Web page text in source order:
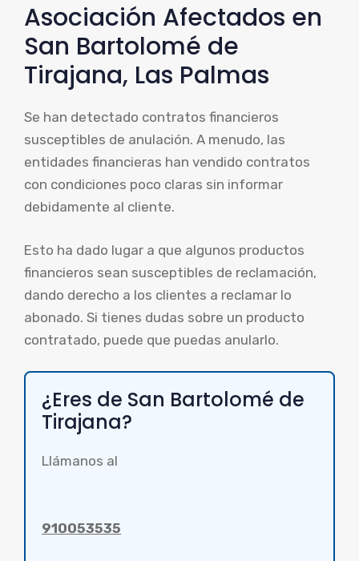
Asociación Afectados en
San Bartolomé de
Tirajana, Las Palmas
Se han detectado contratos financieros
susceptibles de anulación. A menudo, las
entidades financieras han vendido contratos
con condiciones poco claras sin informar
debidamente al cliente.
Esto ha dado lugar a que algunos productos
financieros sean susceptibles de reclamación,
dando derecho a los clientes a reclamar lo
abonado. Si tienes dudas sobre un producto
contratado, puede que puedas anularlo.
¿Eres de San Bartolomé de
Tirajana?
Llámanos al
910053535